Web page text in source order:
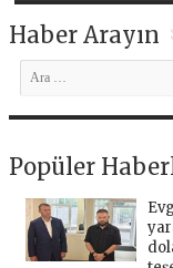
Haber Arayın
Popüler